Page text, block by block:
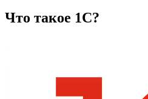
Что такое 1С?